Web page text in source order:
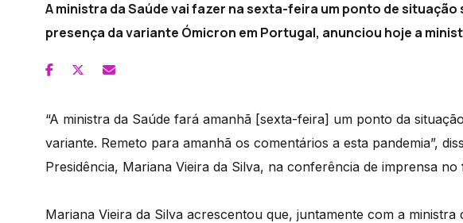
A ministra da Saúde vai fazer na sexta-feira um ponto de situação
presença da variante Ómicron em Portugal, anunciou hoje a
“A ministra da Saúde fará amanhã [sexta-feira] um ponto da
variante. Remeto para amanhã os comentários a esta pandemia”,
Presidência, Mariana Vieira da Silva, na conferência de imprensa
Mariana Vieira da Silva acrescentou que, juntamente com a